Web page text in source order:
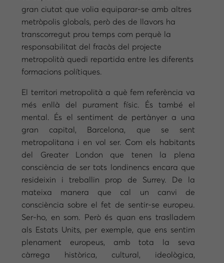
gran ciutat que volia equiparar-se amb altres
metròpolis globals, però des de llavors ha
transcorregut prou temps com perquè la
responsabilitat del fracàs del projecte
metropolità quedi repartida entre les diferents
formacions polítiques.
El territori metropolità a què fem referència va
més enllà del purament físic. És també el
mental. És el sentiment de pertànyer a una
gran capital, Barcelona, que se sent
metropolitana i en vol ser. Com els habitants
del Greater London que tenen la plena
consciència de ser tots londinencs encara que
resideixin i treballin prop de Surrey. De la
mateixa manera que cal un canvi de
consciència sobre el fet de sentir-se europeu.
Ser-ho, en som. Però és quan ens traslladem
als Estats Units, per exemple, que ens sentim
plenament europeus, amb tota la seva
càrrega històrica, cultural, ideològica,